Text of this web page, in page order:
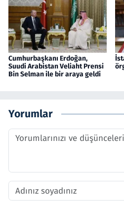
Cumhurbaşkanı Erdoğan,
Suudi Arabistan Veliaht Prensi
Bin Selman ile bir araya geldi
Yorumlar